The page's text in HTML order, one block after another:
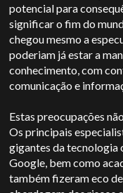
potencial para
significar o fim do
chegou mesmo a
poderiam já estar a
conhecimento, com
comunicação e
Estas preocupações
Os principais
gigantes da tecnologia
Google, bem como
também fizeram eco